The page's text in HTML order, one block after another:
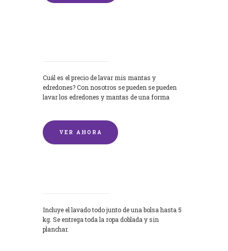
Cuál es el precio de lavar mis mantas y
edredones? Con nosotros se pueden se pueden
lavar los edredones y mantas de una forma
VER AHORA
Incluye el lavado todo junto de una bolsa hasta 5
kg. Se entrega toda la ropa doblada y sin
planchar.